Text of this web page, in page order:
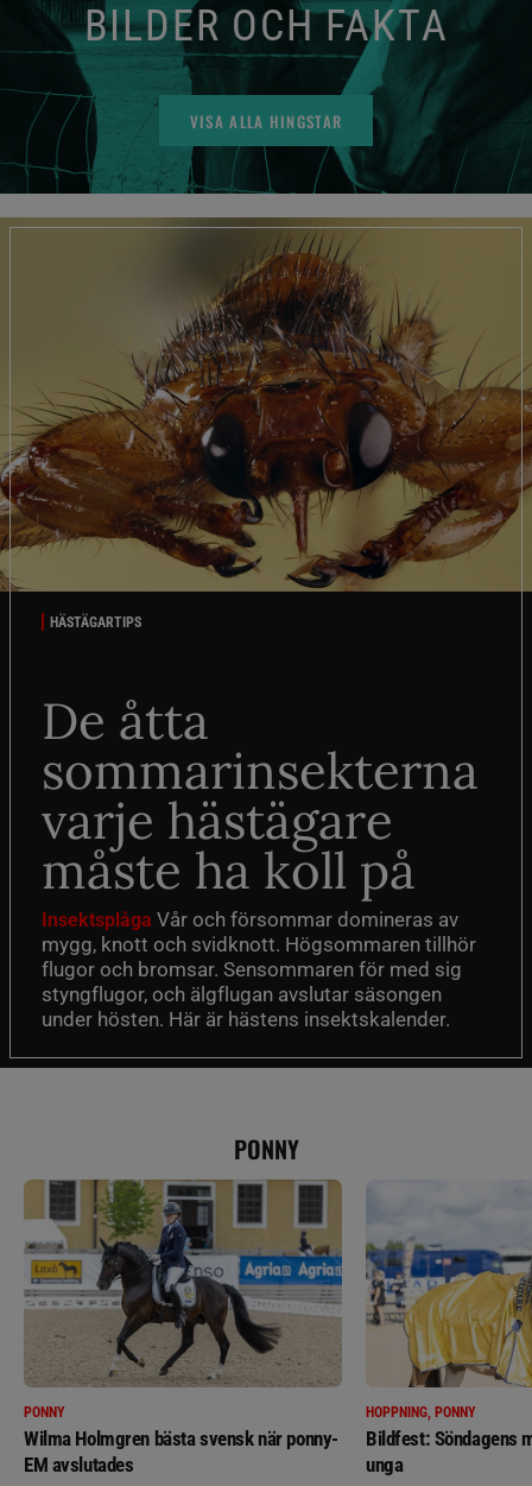
BILDER OCH FAKTA
VISA ALLA HINGSTAR
HÄSTÄGARTIPS
De åtta
sommarinsekterna
varje hästägare
måste ha koll på
Insektsplåga Vår och försommar domineras av
mygg, knott och svidknott. Högsommaren tillhör
flugor och bromsar. Sensommaren för med sig
styngflugor, och älgflugan avslutar säsongen
under hösten. Här är hästens insektskalender.
PONNY
PONNY
Wilma Holmgren bästa svensk när ponny-
EM avslutades
HOPPNING, PONNY
Bildfest: Söndagens
unga